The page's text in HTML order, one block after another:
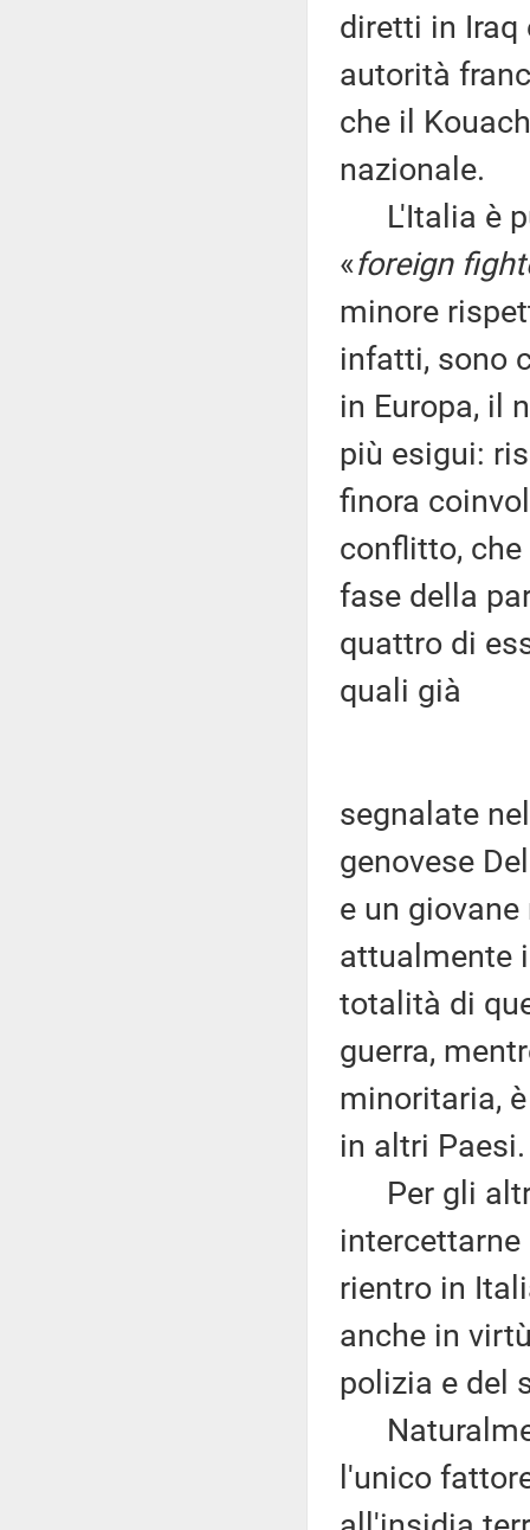
diretti in Iraq
autorità
che il
nazionale.
L'Italia è
«foreign
minore
infatti, sono
in Europa, il
più esigui:
finora
conflitto,
fase della
quattro di
quali già
segnalate
genovese
e un
attualmente
totalità di
guerra,
minoritaria,
in altri Paesi.
Per gli altri
rientro in
anche in
polizia e del
l'unico